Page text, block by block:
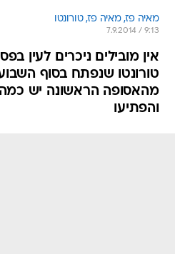
מאיה פז, מאיה פז, טורונטו
7.9.2014 / 9:13
אין מובילים ניכרים לעין
טורונטו שנפתח בסוף
מהאסופה הראשונה יש
והפתיעו